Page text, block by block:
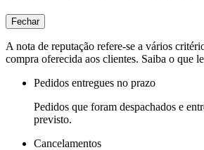
Fechar
A nota de reputação refere-se a vários
compra oferecida aos clientes. Saiba o que
Pedidos entregues no prazo
Pedidos que foram despachados e
previsto.
Cancelamentos